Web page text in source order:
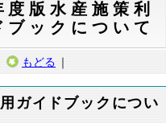
度版水産施策利
ブックについて
もどる ｜
ガイドブックについ